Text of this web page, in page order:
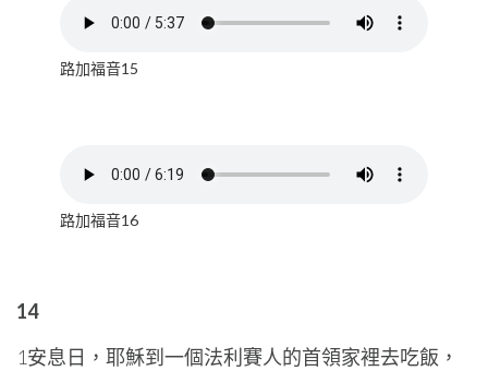
路加福音15
路加福音16
14
1安息日，耶穌到一個法利賽人的首領家裡去吃飯，